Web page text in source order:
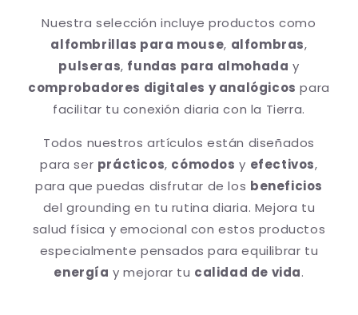
Nuestra selección incluye productos como
alfombrillas para mouse, alfombras,
pulseras, fundas para almohada y
comprobadores digitales y analógicos para
facilitar tu conexión diaria con la Tierra.
Todos nuestros artículos están diseñados
para ser prácticos, cómodos y efectivos,
para que puedas disfrutar de los beneficios
del grounding en tu rutina diaria. Mejora tu
salud física y emocional con estos productos
especialmente pensados para equilibrar tu
energía y mejorar tu calidad de vida.